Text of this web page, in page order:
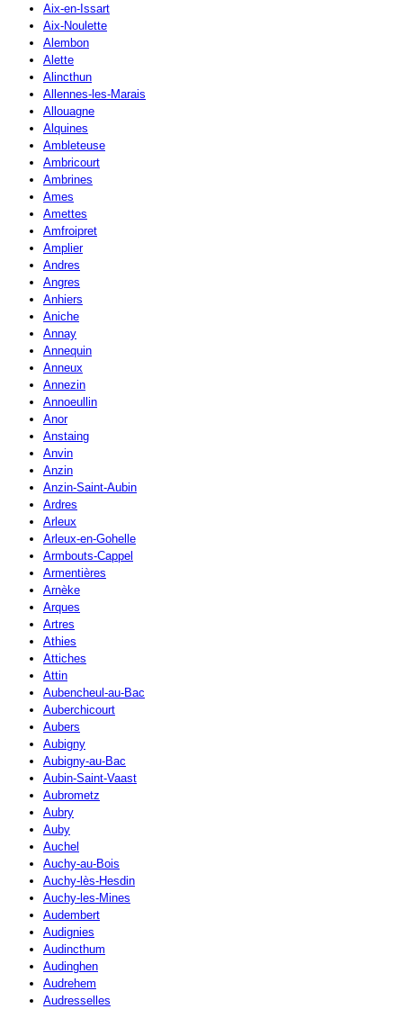
Aix-en-Issart
Aix-Noulette
Alembon
Alette
Alincthun
Allennes-les-Marais
Allouagne
Alquines
Ambleteuse
Ambricourt
Ambrines
Ames
Amettes
Amfroipret
Amplier
Andres
Angres
Anhiers
Aniche
Annay
Annequin
Anneux
Annezin
Annoeullin
Anor
Anstaing
Anvin
Anzin
Anzin-Saint-Aubin
Ardres
Arleux
Arleux-en-Gohelle
Armbouts-Cappel
Armentières
Arnèke
Arques
Artres
Athies
Attiches
Attin
Aubencheul-au-Bac
Auberchicourt
Aubers
Aubigny
Aubigny-au-Bac
Aubin-Saint-Vaast
Aubrometz
Aubry
Auby
Auchel
Auchy-au-Bois
Auchy-lès-Hesdin
Auchy-les-Mines
Audembert
Audignies
Audincthum
Audinghen
Audrehem
Audresselles